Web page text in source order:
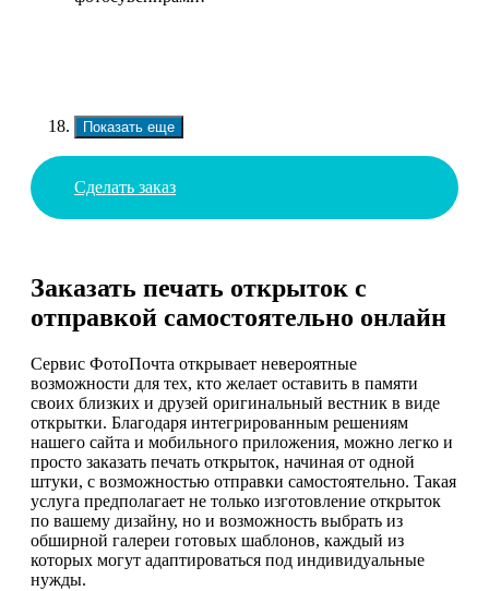
Показать еще
Сделать заказ
Заказать печать открыток с
отправкой самостоятельно онлайн
Сервис ФотоПочта открывает невероятные
возможности для тех, кто желает оставить в памяти
своих близких и друзей оригинальный вестник в виде
открытки. Благодаря интегрированным решениям
нашего сайта и мобильного приложения, можно легко и
просто заказать печать открыток, начиная от одной
штуки, с возможностью отправки самостоятельно. Такая
услуга предполагает не только изготовление открыток
по вашему дизайну, но и возможность выбрать из
обширной галереи готовых шаблонов, каждый из
которых могут адаптироваться под индивидуальные
нужды.